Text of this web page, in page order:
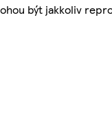
být jakkoliv